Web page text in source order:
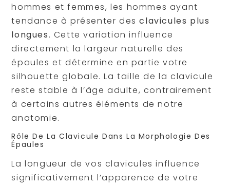
hommes et femmes, les hommes ayant
tendance à présenter desclavicules plus
longues. Cette variation influence
directement la largeur naturelle des
épaules et détermine en partie votre
silhouette globale. La taille de la clavicule
reste stable à l’âge adulte, contrairement
à certains autres éléments de notre
anatomie.
Rôle De La Clavicule Dans La Morphologie Des
Épaules
La longueur de vos clavicules influence
significativement l’apparence de votre